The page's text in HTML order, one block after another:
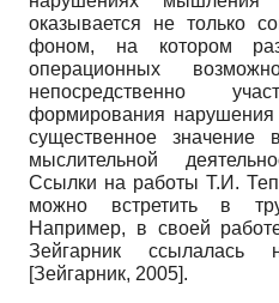
оказывается не только
фоном, на котором
операционных
непосредственно
формирования нарушения
существенное значение
мыслительной
Ссылки на работы Т.И.
можно встретить в
Например, в своей
Зейгарник ссылалась
[Зейгарник, 2005].